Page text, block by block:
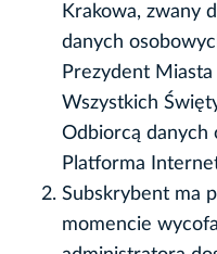
Krakowa, zwany
danych
Prezydent
Wszystkich
Odbiorcą danych
Platforma
Subskrybent ma
momencie